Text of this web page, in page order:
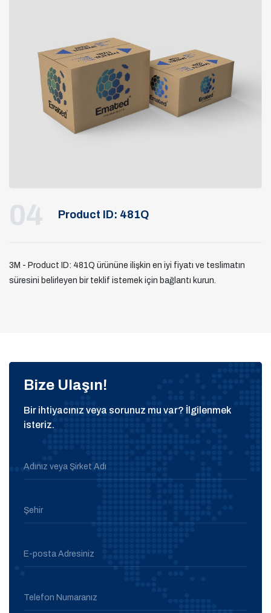
04 Product ID: 481Q
3M - Product ID: 481Q ürününe ilişkin en iyi fiyatı ve teslimatın
süresini belirleyen bir teklif istemek için bağlantı kurun.
Bize Ulaşın!
Bir ihtiyacınız veya sorunuz mu var? İlgilenmek
isteriz.
Adınız veya Şirket Adı
Şehir
E-posta Adresiniz
Telefon Numaranız